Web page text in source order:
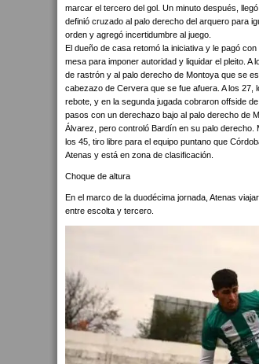
marcar el tercero del gol. Un minuto después,
definió cruzado al palo derecho del arquero para
orden y agregó incertidumbre al juego.
El dueño de casa retomó la iniciativa y le pagó
mesa para imponer autoridad y liquidar el pleito. A
de rastrón y al palo derecho de Montoya que se
cabezazo de Cervera que se fue afuera. A los 27,
rebote, y en la segunda jugada cobraron offside
pasos con un derechazo bajo al palo derecho de
Álvarez, pero controló Bardín en su palo
los 45, tiro libre para el equipo puntano que
Atenas y está en zona de clasificación.
Choque de altura
En el marco de la duodécima jornada, Atenas
entre escolta y tercero.